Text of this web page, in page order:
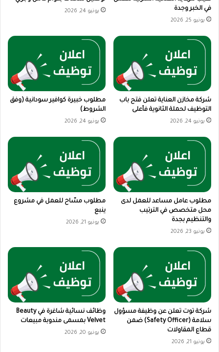
في الخبر وجدة
يونيو 25, 2026
يونيو 24, 2026
شركة مخازن العناية تعلن فتح باب
التوظيف لحملة الثانوية فأعلى
يونيو 24, 2026
مطلوب خبيرة كوافير سودانية (وفق
الشروط)
يونيو 24, 2026
مطلوب عامل مساعد للعمل لدى
محل متخصص في الترتيب
والتنظيم بجدة
يونيو 23, 2026
مطلوب مسّاح للعمل في مشروع
ينبع
يونيو 21, 2026
شركة توت تعلن عن وظيفة مسؤول
سلامة (Safety Officer) ضمن
قطاع المقاولات
يونيو 21, 2026
وظائف نسائية شاغرة في Beauty
Velvet بمسمى مندوبة مبيعات
يونيو 20, 2026